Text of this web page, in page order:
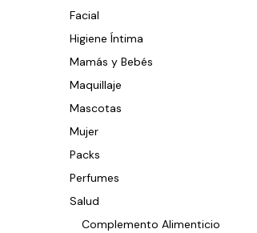
Facial
Higiene Íntima
Mamás y Bebés
Maquillaje
Mascotas
Mujer
Packs
Perfumes
Salud
Complemento Alimenticio